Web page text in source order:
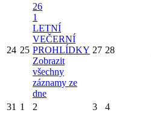
24 25
26
1
LETNÍ
VEČERNÍ
PROHLÍDKY
Zobrazit
všechny
záznamy ze
dne
27 28
31 1 2 3 4